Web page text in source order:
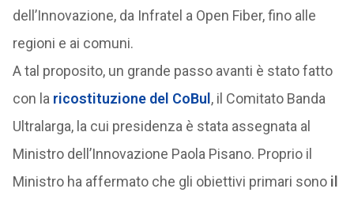
dell’Innovazione, da Infratel a Open Fiber, fino alle
regioni e ai comuni.
A tal proposito, un grande passo avanti è stato fatto
con la ricostituzione del CoBul , il Comitato Banda
Ultralarga, la cui presidenza è stata assegnata al
Ministro dell’Innovazione Paola Pisano. Proprio il
Ministro ha affermato che gli obiettivi primari sono il